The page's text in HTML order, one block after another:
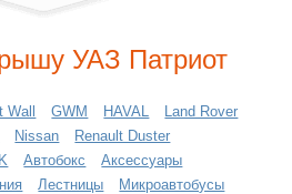
УАЗ Патриот
Wall GWM HAVAL
Land Rover
Nissan
Renault Duster
Автобокс
Аксессуары
Лестницы
Микроавтобусы